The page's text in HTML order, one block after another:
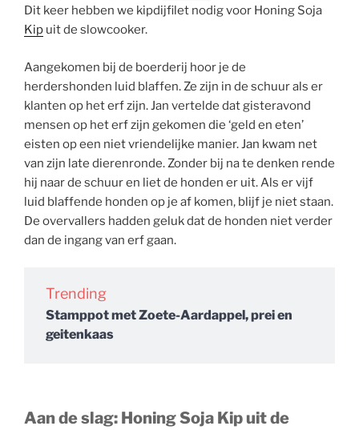
Dit keer hebben we kipdijfilet nodig voor Honing Soja
Kip uit de slowcooker.
Aangekomen bij de boerderij hoor je de
herdershonden luid blaffen. Ze zijn in de schuur als er
klanten op het erf zijn. Jan vertelde dat gisteravond
mensen op het erf zijn gekomen die ‘geld en eten’
eisten op een niet vriendelijke manier. Jan kwam net
van zijn late dierenronde. Zonder bij na te denken rende
hij naar de schuur en liet de honden er uit. Als er vijf
luid blaffende honden op je af komen, blijf je niet staan.
De overvallers hadden geluk dat de honden niet verder
dan de ingang van erf gaan.
Trending
Stamppot met Zoete-Aardappel, prei en
geitenkaas
Aan de slag: Honing Soja Kip uit de